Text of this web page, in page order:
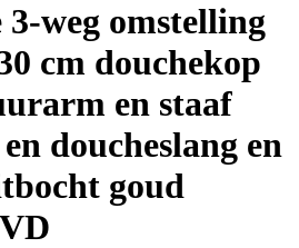
3-weg omstelling
cm douchekop
en staaf
doucheslang en
goud